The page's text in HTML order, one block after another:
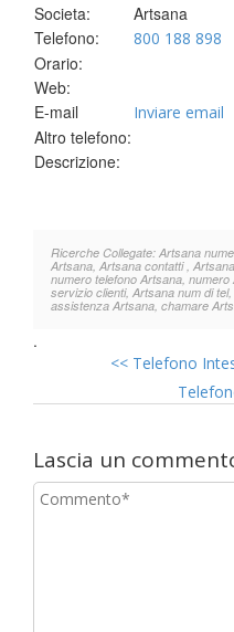
Societa:
Artsana
Telefono:
800 188 898
Orario:
Web:
E-mail
Inviare email
Altro telefono:
Descrizione:
Ricerche Collegate: Artsana
Artsana, Artsana contatti ,
numero telefono Artsana,
servizio clienti, Artsana num di
assistenza Artsana, chamare
.
<< Telefono
Lascia un